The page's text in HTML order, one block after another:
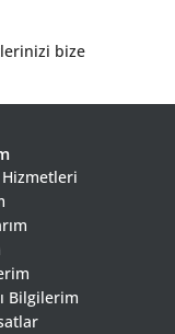
bize
Bilgilerim